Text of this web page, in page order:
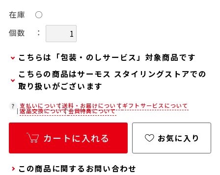
在庫
○
個数
：
こちらは「包装・のしサービス」対象商品です
弊社での包装・のしを希望される場合は、商品を
カートに入れた後に「会員限定のし・ラッピング
(330円/個)設定へ」ボタンからお手続きくださ
い。
「包装・のしサービス」には、手提げ袋やギフト
バッグは含まれておりません。手提げ袋やギフト
バッグを希望される場合は、以下よりご購入をお
願いいたします。
こちらの商品はサーモス スタイリングストアでの
取り扱いがございます
在庫状況につきましては、各店舗までお電話にて
ご確認ください。
店舗紹介ページ
支払いについて送料・お届けについてギフトサービスについて
返品交換について会員特典について
カートに入れる お気に入り
この商品に関するお問い合わせ